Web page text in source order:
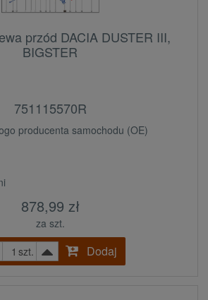
przód DACIA DUSTER III,
BIGSTER
751115570R
producenta samochodu (OE)
878,99 zł
za szt.
szt.
Dodaj